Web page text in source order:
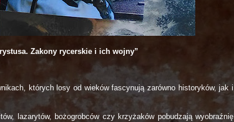
Zakony rycerskie i ich wojny”
których losy od wieków fascynują zarówno historyków, jak i
lazarytów, bożogrobców czy krzyżaków pobudzają wyobraźnię